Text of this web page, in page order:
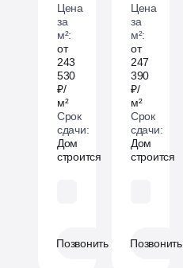
Цена
за
м²:
от
243
530
₽/
м²
Срок
сдачи:
Дом
строится
Позвонить
Цена
за
м²:
от
247
390
₽/
м²
Срок
сдачи:
Дом
строится
Позвонить